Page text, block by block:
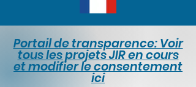
Portail de transparence: Voir
tous les projets JIR en cours
et modifier le consentement
ici